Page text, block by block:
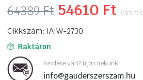
64389Ft Original
price
64389 Ft.
54610 Ft
Cikkszám: IAIW-2730
Raktáron
Kérdése van? Írjon nekünk!
info@gauderszerszam.hu